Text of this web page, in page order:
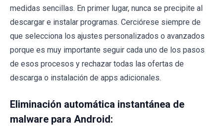
medidas sencillas. En primer lugar, nunca se precipite al
descargar e instalar programas. Cerciórese siempre de
que selecciona los ajustes personalizados o avanzados
porque es muy importante seguir cada uno de los pasos
de esos procesos y rechazar todas las ofertas de
descarga o instalación de apps adicionales.
Eliminación automática instantánea de
malware para Android: